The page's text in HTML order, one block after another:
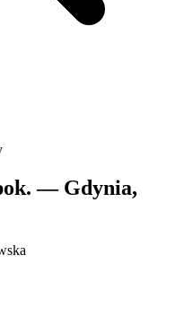
— Gdynia,